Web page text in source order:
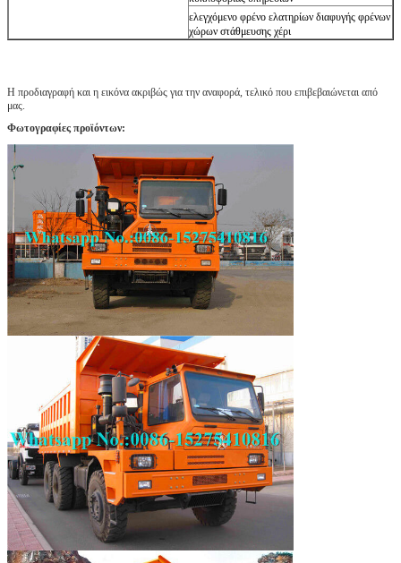
ελεγχόμενο φρένο ελατηρίων διαφυγής φρένων
χώρων στάθμευσης χέρι
Η προδιαγραφή και η εικόνα ακριβώς για την αναφορά, τελικό που επιβεβαιώνεται από
μας.
Φωτογραφίες προϊόντων: